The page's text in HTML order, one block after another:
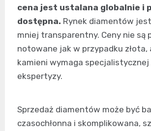
cena jest ustalana globalnie i
dostępna. Rynek diamentów
mniej transparentny. Ceny nie są
notowane jak w przypadku złota,
kamieni wymaga specjalistycznej
ekspertyzy.
Sprzedaż diamentów może być
czasochłonna i skomplikowana,